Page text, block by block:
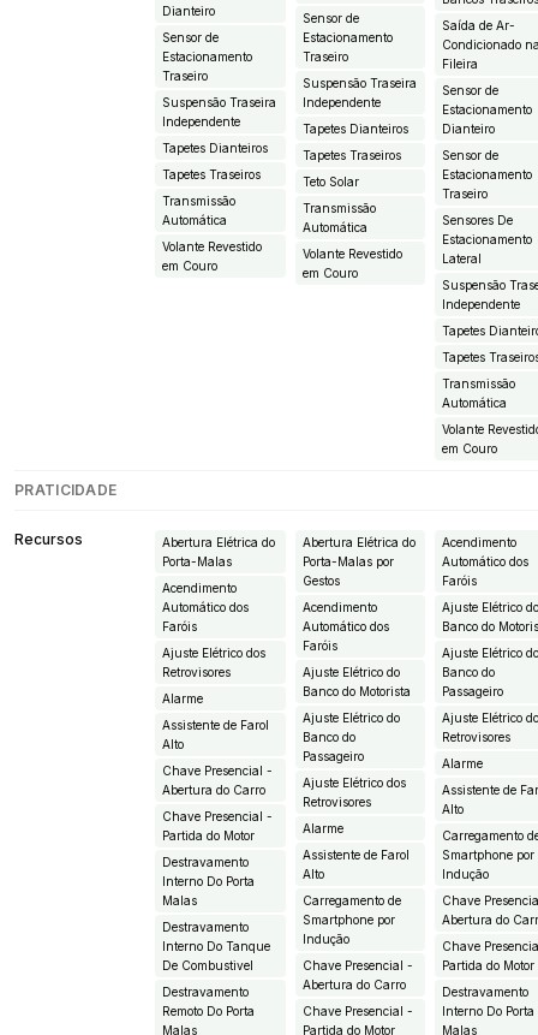
Dianteiro
Sensor de
Estacionamento
Traseiro
Suspensão Traseira
Independente
Tapetes Dianteiros
Tapetes Traseiros
Transmissão
Automática
Volante Revestido
em Couro
Sensor de
Estacionamento
Traseiro
Suspensão Traseira
Independente
Tapetes Dianteiros
Tapetes Traseiros
Teto Solar
Transmissão
Automática
Volante Revestido
em Couro
Saída de Ar-
Condicionado
Fileira
Sensor de
Estacionamento
Dianteiro
Sensor de
Estacionamento
Traseiro
Sensores De
Estacionamento
Lateral
Suspensão
Independente
Tapetes
Tapetes
Transmissão
Automática
Volante
em Couro
PRATICIDADE
Recursos
Abertura Elétrica do
Porta-Malas
Acendimento
Automático dos
Faróis
Ajuste Elétrico dos
Retrovisores
Alarme
Assistente de Farol
Alto
Chave Presencial -
Abertura do Carro
Chave Presencial -
Partida do Motor
Destravamento
Interno Do Porta
Malas
Destravamento
Interno Do Tanque
De Combustivel
Destravamento
Remoto Do Porta
Malas
Abertura Elétrica do
Porta-Malas por
Gestos
Acendimento
Automático dos
Faróis
Ajuste Elétrico do
Banco do Motorista
Ajuste Elétrico do
Banco do
Passageiro
Ajuste Elétrico dos
Retrovisores
Alarme
Assistente de Farol
Alto
Carregamento de
Smartphone por
Indução
Chave Presencial -
Abertura do Carro
Chave Presencial -
Partida do Motor
Acendimento
Automático dos
Faróis
Ajuste Elétrico
Banco do
Ajuste Elétrico
Banco do
Passageiro
Ajuste Elétrico
Retrovisores
Alarme
Assistente de
Alto
Carregamento
Smartphone por
Indução
Chave
Abertura do
Chave
Partida do Motor
Destravamento
Interno Do Porta
Malas